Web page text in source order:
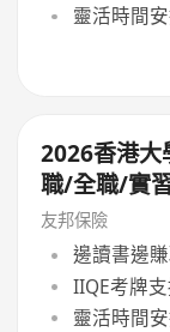
靈活時間
2026香港大
職/全職/實習
友邦保險
邊讀書邊
IIQE考牌
靈活時間